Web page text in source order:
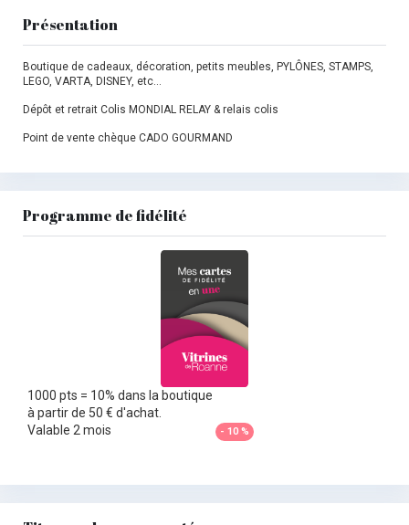
Présentation
Boutique de cadeaux, décoration, petits meubles, PYLÔNES, STAMPS,
LEGO, VARTA, DISNEY, etc...
Dépôt et retrait Colis MONDIAL RELAY & relais colis
Point de vente chèque CADO GOURMAND
Programme de fidélité
1000 pts = 10% dans la boutique
à partir de 50 € d'achat.
Valable 2 mois
- 10 %